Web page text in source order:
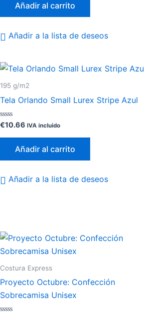
Añadir al carrito
Añadir a la lista de deseos
195 g/m2
Tela Orlando Small Lurex Stripe Azul
Valorado
0
€10.66 IVA incluido
Añadir al carrito
Añadir a la lista de deseos
Costura Express
Proyecto Octubre: Confección
Sobrecamisa Unisex